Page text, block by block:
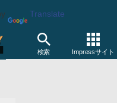
Translate
検索 Impressサイト